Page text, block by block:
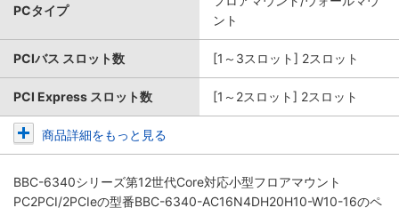
PCタイプ
ント
PCIバス スロット数 [1～3スロット] 2スロット
PCI Express スロット数 [1～2スロット] 2スロット
商品詳細をもっと見る
BBC-6340シリーズ第12世代Core対応小型フロアマウント
PC2PCI/2PCIeの型番BBC-6340-AC16N4DH20H10-W10-16のペ